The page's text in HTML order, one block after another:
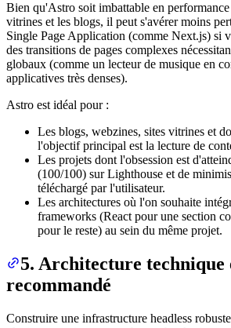
Bien qu'Astro soit imbattable en
vitrines et les blogs, il peut s'avérer moins
Single Page Application (comme Next.js) si
des transitions de pages complexes
globaux (comme un lecteur de musique en
applicatives très denses).
Astro est idéal pour :
Les blogs, webzines, sites vitrines et
l'objectif principal est la lecture de
Les projets dont l'obsession est
(100/100) sur Lighthouse et de
téléchargé par l'utilisateur.
Les architectures où l'on souhaite
frameworks (React pour une section
pour le reste) au sein du même projet.
5. Architecture technique
recommandé
Construire une infrastructure headless